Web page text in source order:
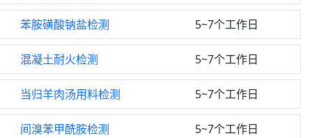
苯胺磺酸钠盐检测 5~7个工作日
混凝土耐火检测 5~7个工作日
当归羊肉汤用料检测 5~7个工作日
间溴苯甲酰胺检测 5~7个工作日